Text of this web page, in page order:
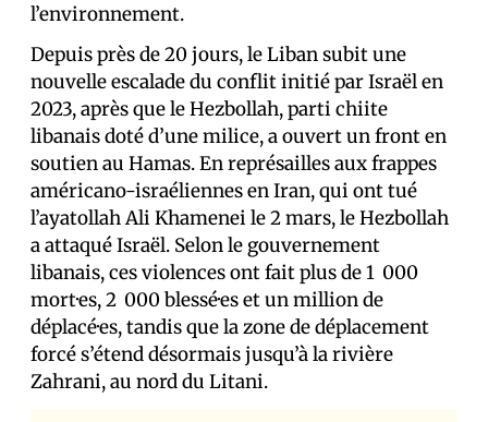
l’environnement.
Depuis près de 20 jours, le Liban subit une
nouvelle escalade du conflit initié par Israël en
2023, après que le Hezbollah, parti chiite
libanais doté d’une milice, a ouvert un front en
soutien au Hamas. En représailles aux frappes
américano-israéliennes en Iran, qui ont tué
l’ayatollah Ali Khamenei le 2 mars, le Hezbollah
a attaqué Israël. Selon le gouvernement
libanais, ces violences ont fait plus de 1 000
mort·es, 2 000 blessé·es et un million de
déplacé·es, tandis que la zone de déplacement
forcé s’étend désormais jusqu’à la rivière
Zahrani, au nord du Litani.